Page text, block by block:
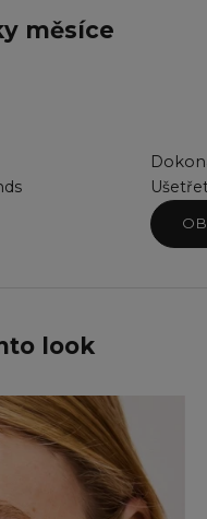
měsíce
look